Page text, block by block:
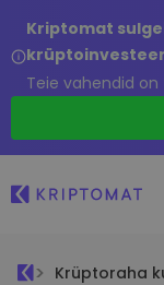
Kriptomat
Teie vahendid
Krüptoraha